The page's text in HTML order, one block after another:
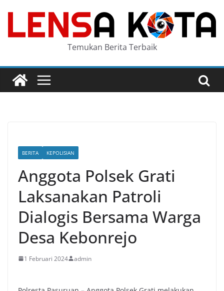
content
Temukan Berita Terbaik
BERITA KEPOLISIAN
Anggota Polsek Grati
Laksanakan Patroli
Dialogis Bersama Warga
Desa Kebonrejo
1 Februari 2024 admin